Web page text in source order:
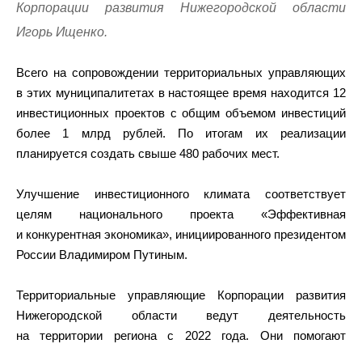
Корпорации развития Нижегородской области
Игорь Ищенко.
Всего на сопровождении территориальных управляющих
в этих муниципалитетах в настоящее время находится 12
инвестиционных проектов с общим объемом инвестиций
более 1 млрд рублей. По итогам их реализации
планируется создать свыше 480 рабочих мест.
Улучшение инвестиционного климата соответствует
целям национального проекта «Эффективная
и конкурентная экономика», инициированного президентом
России Владимиром Путиным.
Территориальные управляющие Корпорации развития
Нижегородской области ведут деятельность
на территории региона с 2022 года. Они помогают